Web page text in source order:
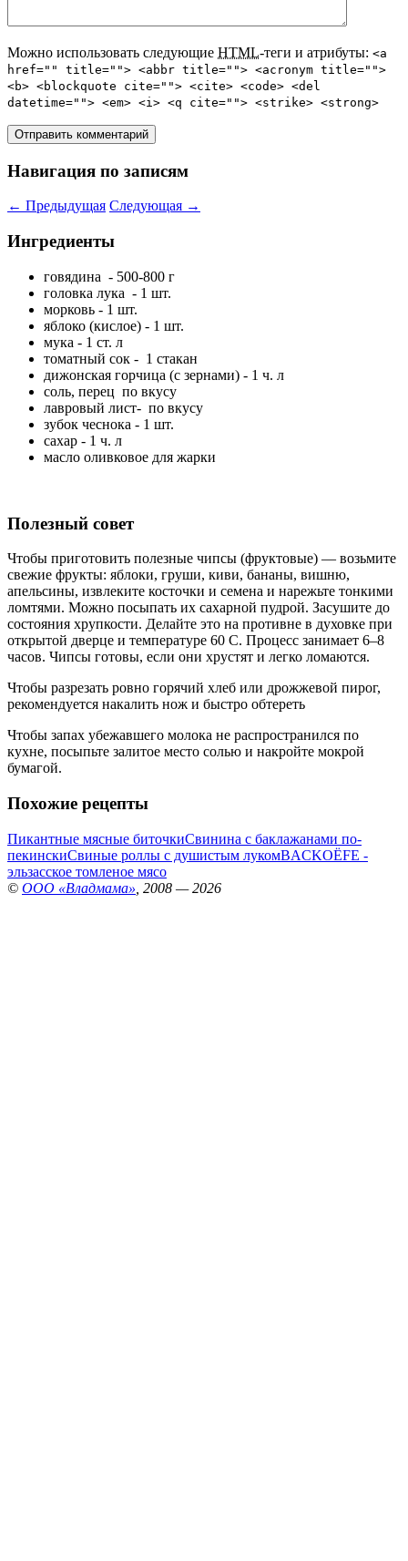
Можно использовать следующие HTML-теги и атрибуты: <a
href="" title=""> <abbr title=""> <acronym title="">
<b> <blockquote cite=""> <cite> <code> <del
datetime=""> <em> <i> <q cite=""> <strike> <strong>
Навигация по записям
← Предыдущая Следующая →
Ингредиенты
говядина - 500-800 г
головка лука - 1 шт.
морковь - 1 шт.
яблоко (кислое) - 1 шт.
мука - 1 ст. л
томатный сок - 1 стакан
дижонская горчица (с зернами) - 1 ч. л
соль, перец по вкусу
лавровый лист- по вкусу
зубок чеснока - 1 шт.
сахар - 1 ч. л
масло оливковое для жарки
Полезный совет
Чтобы приготовить полезные чипсы (фруктовые) — возьмите
свежие фрукты: яблоки, груши, киви, бананы, вишню,
апельсины, извлеките косточки и семена и нарежьте тонкими
ломтями. Можно посыпать их сахарной пудрой. Засушите до
состояния хрупкости. Делайте это на противне в духовке при
открытой дверце и температуре 60 С. Процесс занимает 6–8
часов. Чипсы готовы, если они хрустят и легко ломаются.
Чтобы разрезать ровно горячий хлеб или дрожжевой пирог,
рекомендуется накалить нож и быстро обтереть
Чтобы запах убежавшего молока не распространился по
кухне, посыпьте залитое место солью и накройте мокрой
бумагой.
Похожие рецепты
Пикантные мясные биточкиСвинина с баклажанами по-
пекинскиСвиные роллы с душистым лукомBACKOЁFE -
эльзасское томленое мясо
© ООО «Владмама» , 2008 — 2026